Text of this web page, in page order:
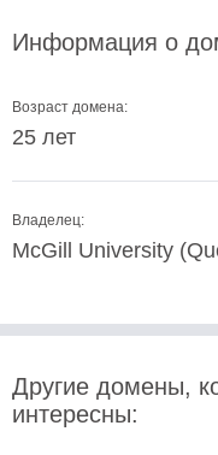
Информация о
Возраст домена:
25 лет
Владелец:
McGill University
Другие домены,
интересны: